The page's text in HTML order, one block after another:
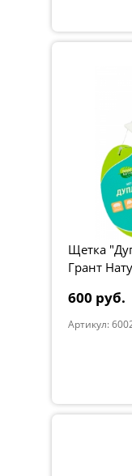
Щетка
Грант
600 руб.
Артикул: